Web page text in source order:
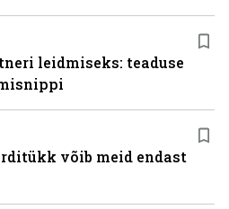
leidmiseks: teaduse
võib meid endast